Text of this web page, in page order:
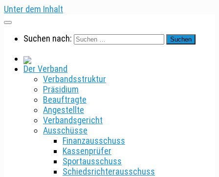
Unter dem Inhalt
Suchen nach:
Der Verband
Verbandsstruktur
Präsidium
Beauftragte
Angestellte
Verbandsgericht
Ausschüsse
Finanzausschuss
Kassenprüfer
Sportausschuss
Schiedsrichterausschuss